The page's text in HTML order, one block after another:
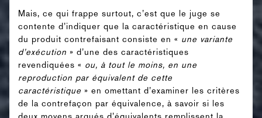
Mais, ce qui frappe surtout, c’est que le juge se
contente d’indiquer que la caractéristique en cause
du produit contrefaisant consiste en « une variante
d’exécution » d’une des caractéristiques
revendiquées « ou, à tout le moins, en une
reproduction par équivalent de cette
caractéristique » en omettant d’examiner les critères
de la contrefaçon par équivalence, à savoir si les
deux moyens argués d’équivalents remplissent la